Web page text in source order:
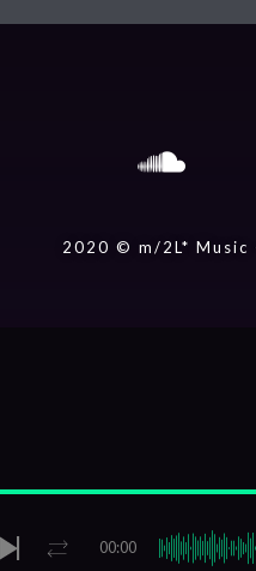
2020 © m/2L* Music
00:00